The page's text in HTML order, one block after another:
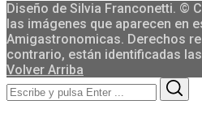
Diseño de Silvia Franconetti. ©
las imágenes que aparecen en
Amigastronomicas. Derechos
contrario, están identificadas
Volver Arriba
Search
for: